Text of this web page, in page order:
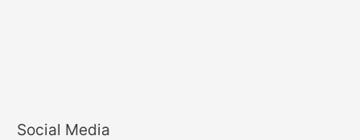
Social Media